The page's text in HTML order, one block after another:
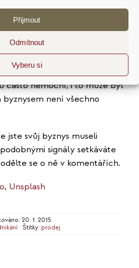
Přijmout
Odmítnout
Vyberu si
dávno pryč. Přesto –
mají zaměstnanci tendenci
s lidmi, kteří svá místa
stěžují si, mají slabou
často nemocní, i to může být
byznysem není všechno
jste svůj byznys museli
signály setkáváte
se o ně v komentářích.
, Unsplash
20. 1. 2015
Štítky: prodej